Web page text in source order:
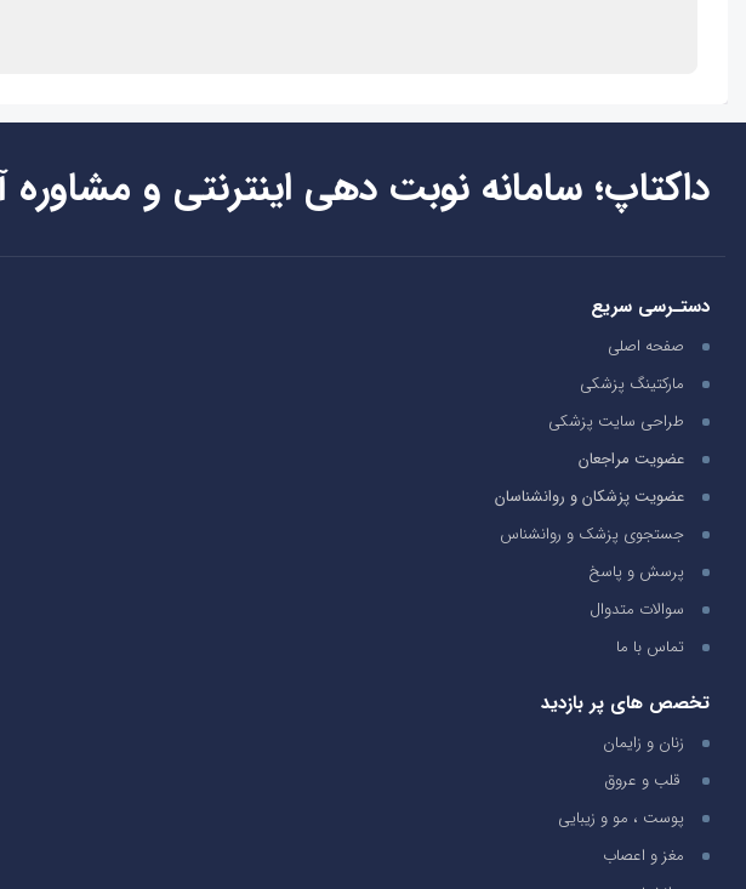
داکتاپ؛ سامانه نوبت دهی اینترنتی و مشاوره
دستـرسی سریع
صفحه اصلی
مارکتینگ پزشکی
طراحی سایت پزشکی
عضویت مراجعان
عضویت پزشکان و روانشناسان
جستجوی پزشک و روانشناس
پرسش و پاسخ
سوالات متدوال
تماس با ما
تخصص های پر بازدید
زنان و زایمان
قلب و عروق
پوست ، مو و زیبایی
مغز و اعصاب